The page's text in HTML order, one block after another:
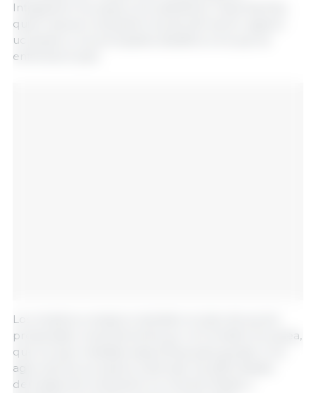
Integración Europea y Euroatlántica, Taras Kachka,
quien expuso la situación actual del sector agrario
ucraniano y los principales desafíos a los que se
enfrenta el país.
Los ministros revisaron también el plan de acción
presentado recientemente por la Comisión Europea,
que incluye medidas específicas para ayudar a los
agricultores europeos a afrontar las dificultades
derivadas de la situación en Oriente Medio y